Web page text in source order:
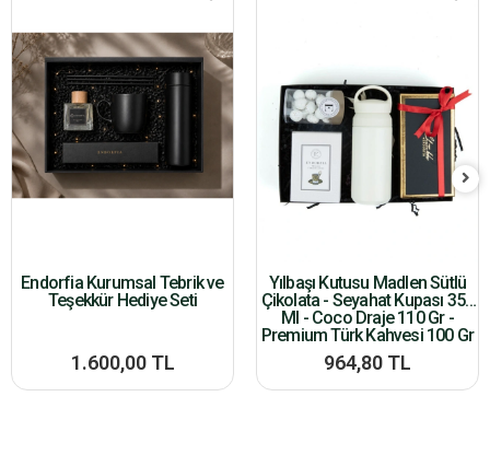
Endorfia Kurumsal Tebrik ve
Teşekkür Hediye Seti
1.600,00 TL
Yılbaşı Kutusu Madlen Sütlü
Çikolata - Seyahat Kupası 350
Ml - Coco Draje 110 Gr -
Premium Türk Kahvesi 100 Gr
964,80 TL